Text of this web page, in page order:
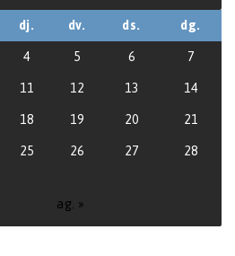
dj. dv. ds. dg.
ag. »
4 5 6 7
11 12 13 14
18 19 20 21
25 26 27 28